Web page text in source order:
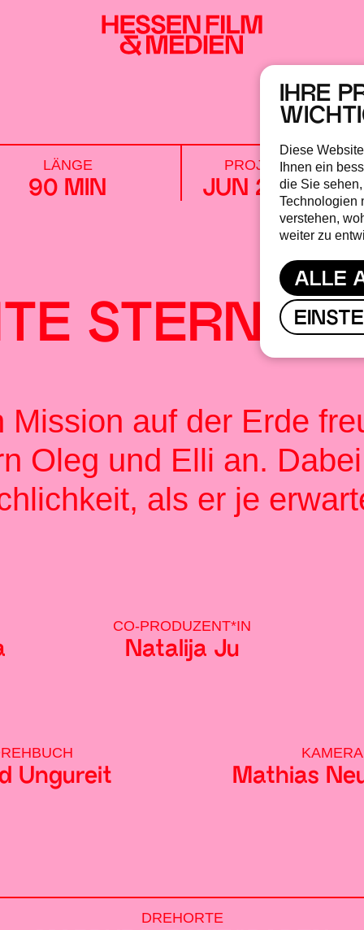
IHRE
Diese
Ihnen ein
die Sie
Technologien
verstehen,
weiter zu
ALLE
LÄNGE
90 MIN JUN 26 / JUN
STERN
auf der Erde
Oleg und Elli an.
als er je
CO-PRODUZENT*IN
Natalija Ju
Ungureit
KAMERA
Mathias
DREHORTE